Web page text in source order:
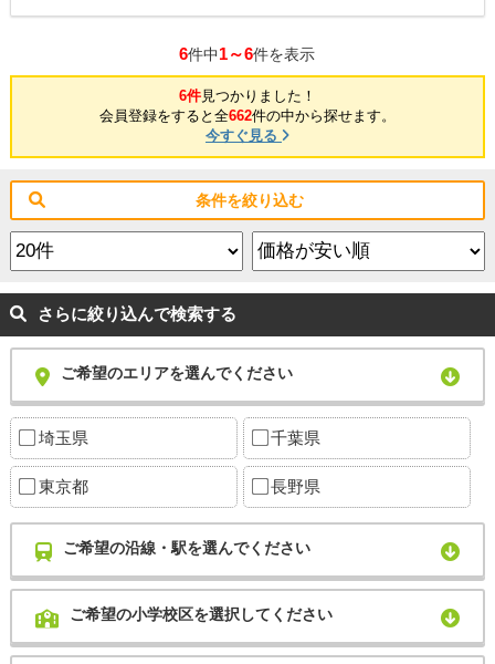
6件中1～6件を表示
6件見つかりました！
会員登録をすると全662件の中から探せます。
今すぐ見る
条件を絞り込む
さらに絞り込んで検索する
ご希望のエリアを選んでください
埼玉県 千葉県
東京都 長野県
ご希望の沿線・駅を選んでください
ご希望の小学校区を選択してください